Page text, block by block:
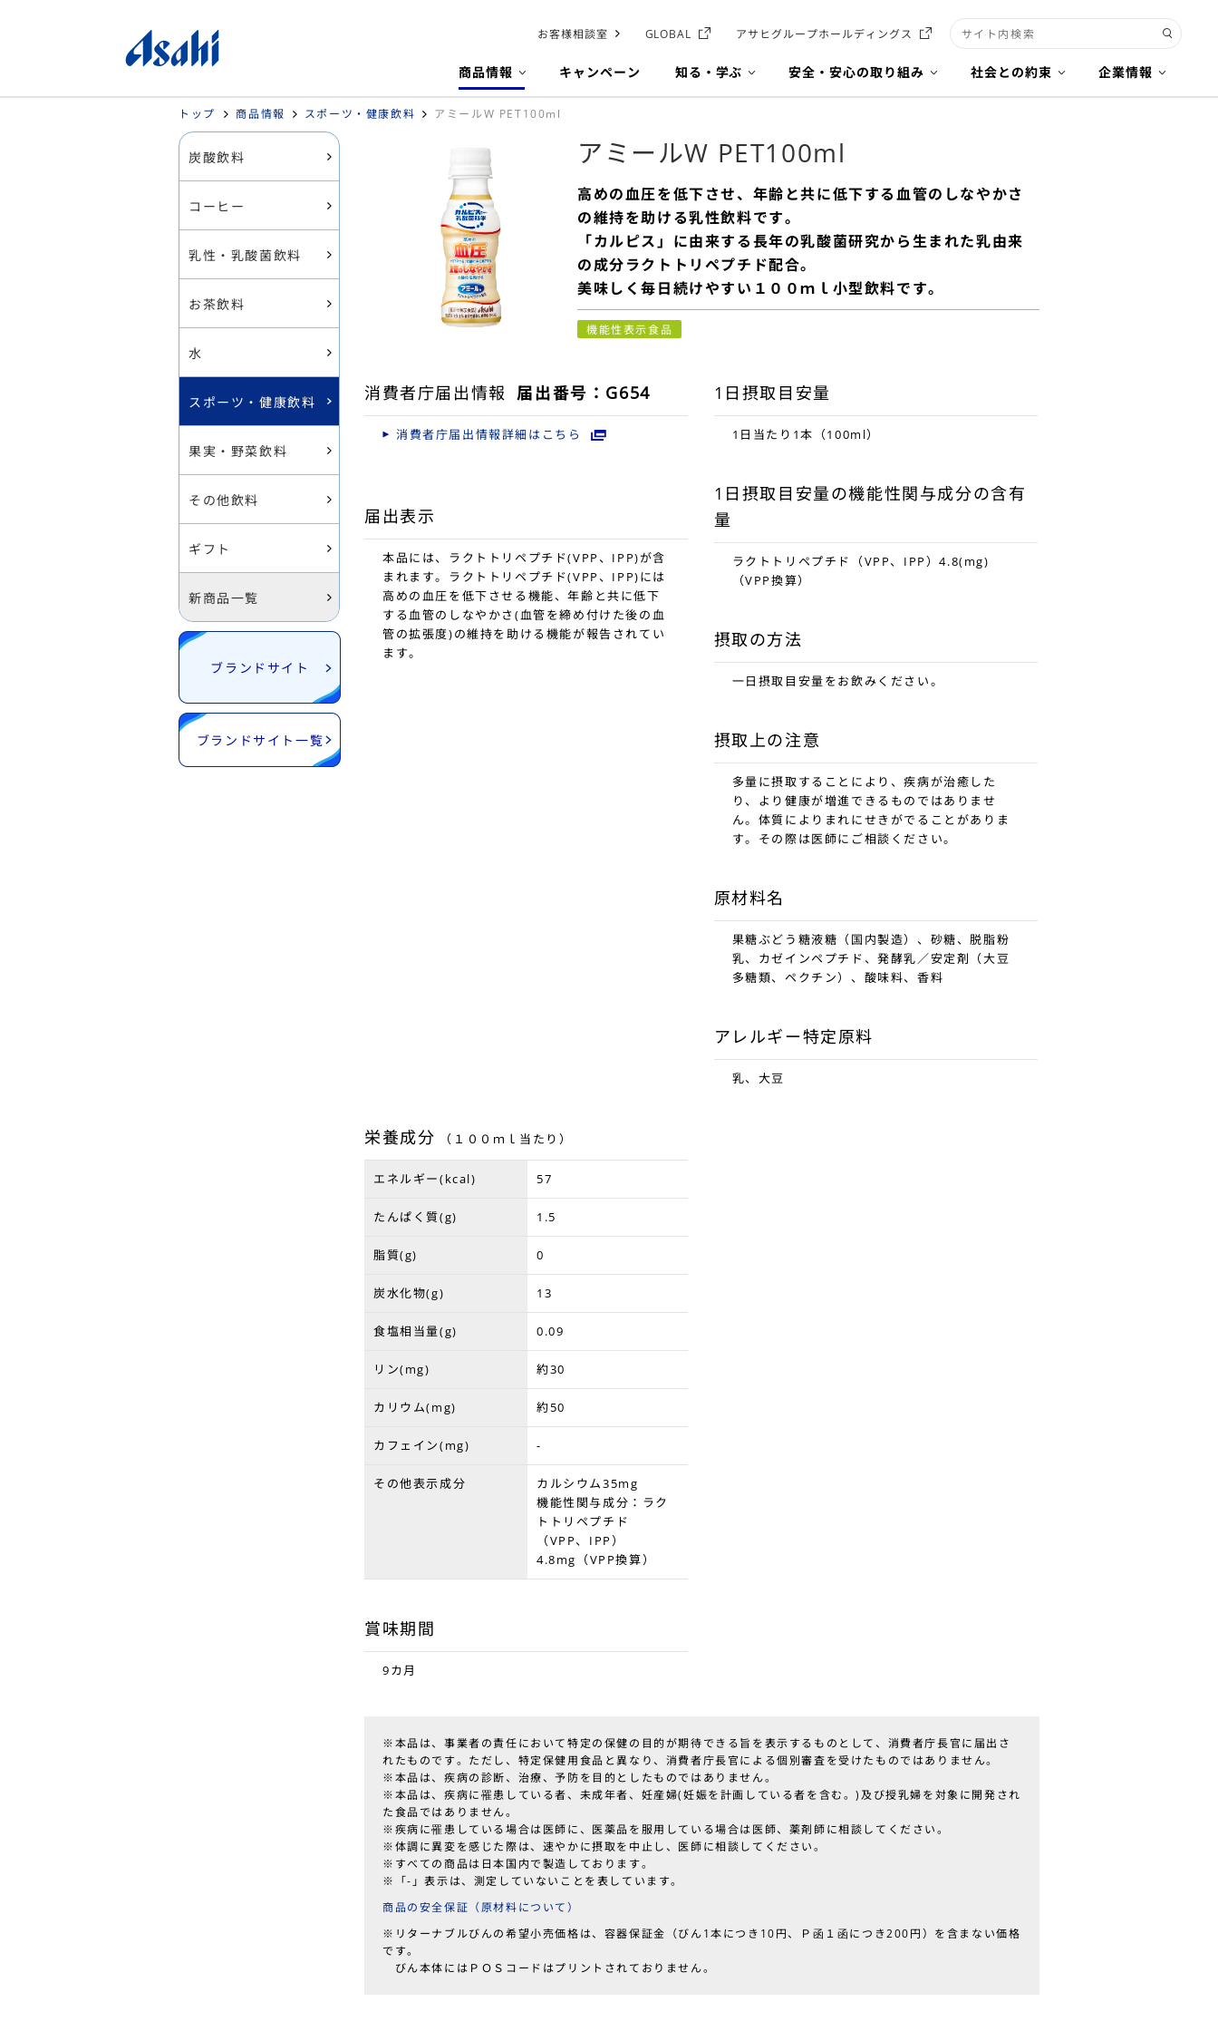
お客様相談室 GLOBAL アサヒグループホールディングス
検索キーワード入力
商品情報
キャンペーン 知る・学ぶ 安全・安心の取り組み 社会との約束 企業情報
トップ 商品情報 スポーツ・健康飲料 アミールW PET100ml
アミールW PET100ml
高めの血圧を低下させ、年齢と共に低下する血管のしなやかさ
の維持を助ける乳性飲料です。
「カルピス」に由来する長年の乳酸菌研究から生まれた乳由来
の成分ラクトトリペプチド配合。
美味しく毎日続けやすい１００ｍｌ小型飲料です。
機能性表示食品
消費者庁届出情報 届出番号：G654
消費者庁届出情報詳細はこちら
届出表示
本品には、ラクトトリペプチド(VPP、IPP)が含
まれます。ラクトトリペプチド(VPP、IPP)には
高めの血圧を低下させる機能、年齢と共に低下
する血管のしなやかさ(血管を締め付けた後の血
管の拡張度)の維持を助ける機能が報告されてい
ます。
1日摂取目安量
1日当たり1本（100ml）
1日摂取目安量の機能性関与成分の含有
量
ラクトトリペプチド（VPP、IPP）4.8(mg)
（VPP換算）
摂取の方法
一日摂取目安量をお飲みください。
摂取上の注意
多量に摂取することにより、疾病が治癒した
り、より健康が増進できるものではありませ
ん。体質によりまれにせきがでることがありま
す。その際は医師にご相談ください。
原材料名
果糖ぶどう糖液糖（国内製造）、砂糖、脱脂粉
乳、カゼインペプチド、発酵乳／安定剤（大豆
多糖類、ペクチン）、酸味料、香料
アレルギー特定原料
乳、大豆
栄養成分 （１００ｍｌ当たり）
エネルギー(kcal) 57
たんぱく質(g) 1.5
脂質(g) 0
炭水化物(g) 13
食塩相当量(g) 0.09
リン(mg) 約30
カリウム(mg) 約50
カフェイン(mg) -
その他表示成分
カルシウム35mg
機能性関与成分：ラク
トトリペプチド
（VPP、IPP）
4.8mg（VPP換算）
賞味期間
9カ月
※本品は、事業者の責任において特定の保健の目的が期待できる旨を表示するものとして、消費者庁長官に届出さ
れたものです。ただし、特定保健用食品と異なり、消費者庁長官による個別審査を受けたものではありません。
※本品は、疾病の診断、治療、予防を目的としたものではありません。
※本品は、疾病に罹患している者、未成年者、妊産婦(妊娠を計画している者を含む。)及び授乳婦を対象に開発され
た食品ではありません。
※疾病に罹患している場合は医師に、医薬品を服用している場合は医師、薬剤師に相談してください。
※体調に異変を感じた際は、速やかに摂取を中止し、医師に相談してください。
※すべての商品は日本国内で製造しております。
※「-」表示は、測定していないことを表しています。
商品の安全保証（原材料について）
※リターナブルびんの希望小売価格は、容器保証金（びん1本につき10円、Ｐ函１函につき200円）を含まない価格
です。
びん本体にはＰＯＳコードはプリントされておりません。
炭酸飲料
コーヒー
乳性・乳酸菌飲料
お茶飲料
水
スポーツ・健康飲料
果実・野菜飲料
その他飲料
ギフト
新商品一覧
ブランドサイト
ブランドサイト一覧